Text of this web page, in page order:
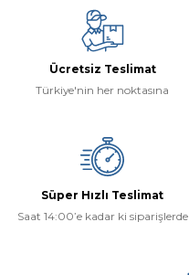
Ücretsiz Teslimat
Türkiye'nin her noktasına
Süper Hızlı Teslimat
Saat 14:00’e kadar ki siparişlerde